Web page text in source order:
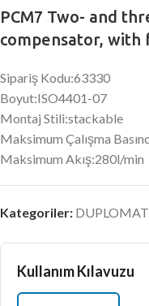
PCM7 Two- and
compensator, with
Sipariş Kodu:63330
Boyut:ISO4401-07
Montaj Stili:stackable
Maksimum Çalışma
Maksimum Akış:280l/min
Kategoriler:
Kullanım Kılavuzu